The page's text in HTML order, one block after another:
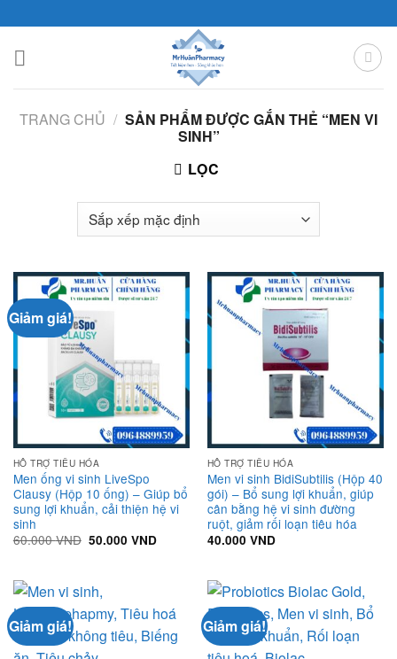
to
content
TRANG CHỦ / SẢN PHẨM ĐƯỢC GẮN THẺ “MEN VI
SINH”
LỌC
Giảm giá!
HỖ TRỢ TIÊU HÓA
Men ống vi sinh LiveSpo
Clausy (Hộp 10 ống) – Giúp bổ
sung lợi khuẩn, cải thiện hệ vi
sinh
60.000VND Giá
gốc
50.000 VNDGiá
hiện
50.000 VND.
HỖ TRỢ TIÊU HÓA
Men vi sinh BidiSubtilis (Hộp 40
gói) – Bổ sung lợi khuẩn, giúp
cân bằng hệ vi sinh đường
ruột, giảm rối loạn tiêu hóa
40.000 VND
Giảm giá! Giảm giá!